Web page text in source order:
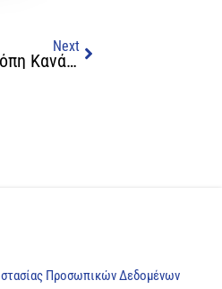
Next
Ο ΠΙΣ Συγχαίρει Θερμά Τη Νέα Υπουργό Υγείας, Κα Πόπη Κανάρη
Προσωπικών Δεδομένων